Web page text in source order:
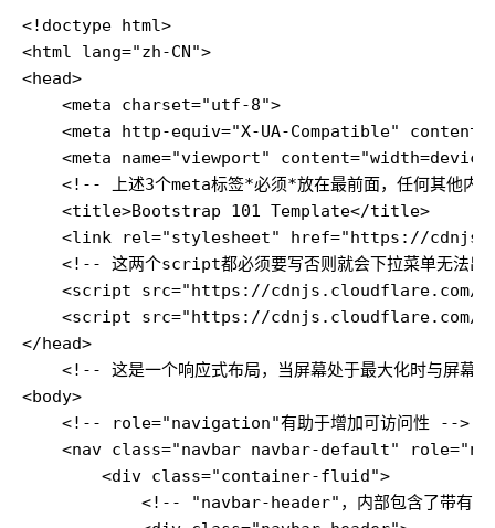
<!doctype html>
<html lang="zh-CN">
<head>
    <meta charset="utf-8">
<meta http-equiv="X-UA-Compatible"
<meta name="viewport"
<!-- 上述3个meta标签*必须*放在最前面，任何其他内
    <title>Bootstrap 101 Template</title>
<link rel="stylesheet" href="https://
<!-- 这两个script都必须要写否则就会下拉菜单无法出
<script src="https://cdnjs.cloudflare.com/
<script src="https://cdnjs.cloudflare.com/
</head>
<!-- 这是一个响应式布局，当屏幕处于最大化时与屏幕
<body>
    <!-- role="navigation"有助于增加可访问性 -->
<nav class="navbar navbar-default"
        <div class="container-fluid">
<!-- "navbar-header"，内部包含了带有